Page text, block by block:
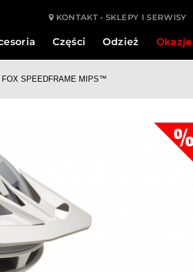
KONTAKT • SKLEPY I SERWISY
Części Odzież Okazje
FOX SPEEDFRAME MIPS™